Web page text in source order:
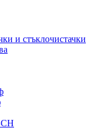
и стъклочистачки